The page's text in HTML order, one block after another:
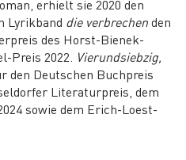
erhielt sie 2020 den
Lyrikband die verbrechenden
des Horst-Bienek-
Preis 2022. Vierundsiebzig,
den Deutschen Buchpreis
Literaturpreis, dem
sowie dem Erich-Loest-